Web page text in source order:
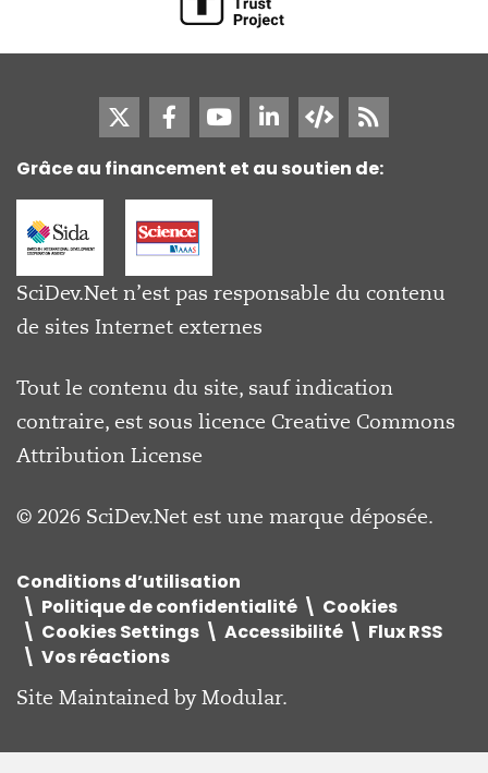
Grâce au financement et au soutien de:
SciDev.Net n’est pas responsable du contenu
de sites Internet externes
Tout le contenu du site, sauf indication
contraire, est sous licence Creative Commons
Attribution License
© 2026 SciDev.Net est une marque déposée.
Conditions d’utilisation
Politique de confidentialité
Cookies
Cookies Settings
Accessibilité
Flux RSS
Vos réactions
Site Maintained byModular.